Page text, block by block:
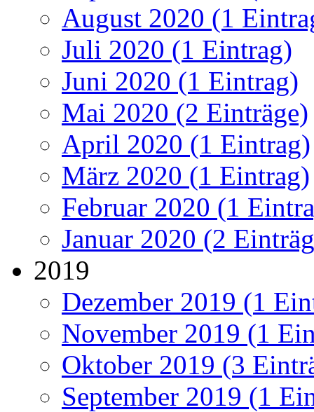
August 2020 (1
Juli 2020 (1 Eintrag)
Juni 2020 (1 Eintrag)
Mai 2020 (2 Einträge)
April 2020 (1 Eintrag)
März 2020 (1 Eintrag)
Februar 2020 (1
Januar 2020 (2
2019
Dezember 2019 (1
November 2019 (1
Oktober 2019 (3
September 2019 (1